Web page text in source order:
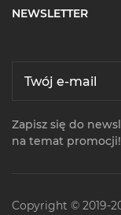
NEWSLETTER
Zapisz się do
na temat promocji!
Copyright © 2019-